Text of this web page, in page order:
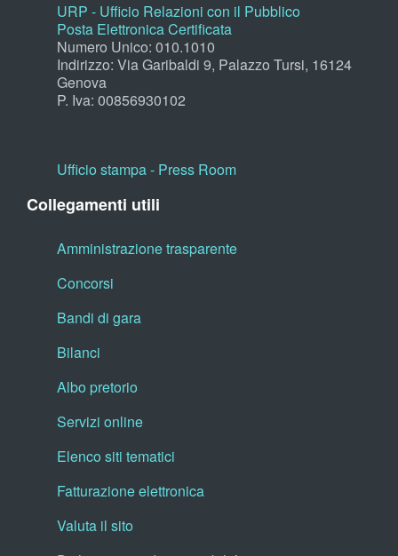
URP - Ufficio Relazioni con il Pubblico
Posta Elettronica Certificata
Numero Unico: 010.1010
Indirizzo: Via Garibaldi 9, Palazzo Tursi, 16124
Genova
P. Iva: 00856930102
Ufficio stampa - Press Room
Collegamenti utili
Amministrazione trasparente
Concorsi
Bandi di gara
Bilanci
Albo pretorio
Servizi online
Elenco siti tematici
Fatturazione elettronica
Valuta il sito